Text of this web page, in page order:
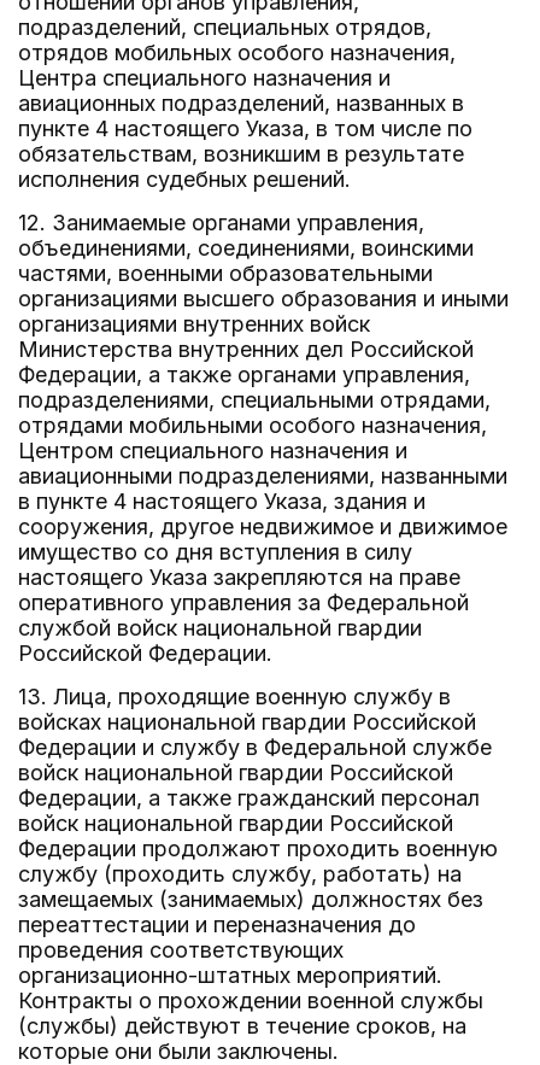
подразделений, специальных отрядов,
отрядов мобильных особого назначения,
Центра специального назначения и
авиационных подразделений, названных в
пункте 4 настоящего Указа, в том числе по
обязательствам, возникшим в результате
исполнения судебных решений.
12. Занимаемые органами управления,
объединениями, соединениями, воинскими
частями, военными образовательными
организациями высшего образования и иными
организациями внутренних войск
Министерства внутренних дел Российской
Федерации, а также органами управления,
подразделениями, специальными отрядами,
отрядами мобильными особого назначения,
Центром специального назначения и
авиационными подразделениями, названными
в пункте 4 настоящего Указа, здания и
сооружения, другое недвижимое и движимое
имущество со дня вступления в силу
настоящего Указа закрепляются на праве
оперативного управления за Федеральной
службой войск национальной гвардии
Российской Федерации.
13. Лица, проходящие военную службу в
войсках национальной гвардии Российской
Федерации и службу в Федеральной службе
войск национальной гвардии Российской
Федерации, а также гражданский персонал
войск национальной гвардии Российской
Федерации продолжают проходить военную
службу (проходить службу, работать) на
замещаемых (занимаемых) должностях без
переаттестации и переназначения до
проведения соответствующих
организационно-штатных мероприятий.
Контракты о прохождении военной службы
(службы) действуют в течение сроков, на
которые они были заключены.